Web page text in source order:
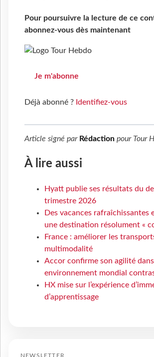
Pour poursuivre la lecture de ce
abonnez-vous dès maintenant
Je m'abonne
Déjà abonné ? Identifiez-vous
Article signé par Rédaction pour Tour
À lire aussi
Hyatt publie ses résultats du
trimestre 2026
Des vacances rafraîchissantes
une destination résolument «
France : améliorer les
multimodalité
Accor confirme son agilité
environnement mondial
HX mise sur l’expérience
d’apprentissage
NEWSLETTER